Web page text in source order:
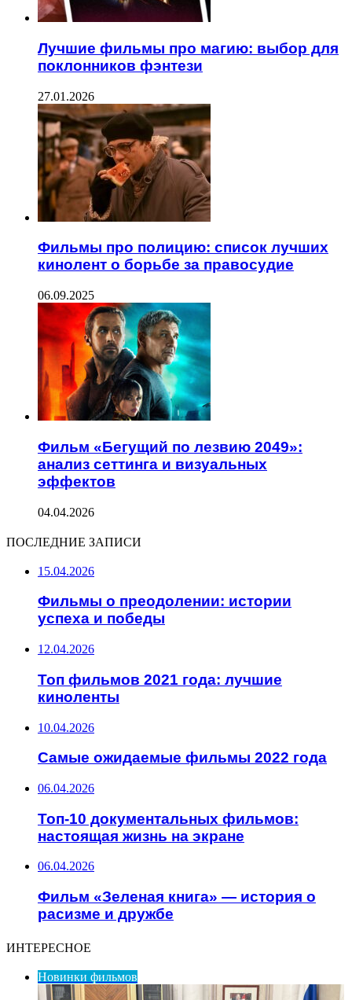
Лучшие фильмы про магию: выбор для
поклонников фэнтези
27.01.2026
Фильмы про полицию: список лучших
кинолент о борьбе за правосудие
06.09.2025
Фильм «Бегущий по лезвию 2049»:
анализ сеттинга и визуальных
эффектов
04.04.2026
ПОСЛЕДНИЕ ЗАПИСИ
15.04.2026
Фильмы о преодолении: истории
успеха и победы
12.04.2026
Топ фильмов 2021 года: лучшие
киноленты
10.04.2026
Самые ожидаемые фильмы 2022 года
06.04.2026
Топ-10 документальных фильмов:
настоящая жизнь на экране
06.04.2026
Фильм «Зеленая книга» — история о
расизме и дружбе
ИНТЕРЕСНОЕ
Новинки фильмов